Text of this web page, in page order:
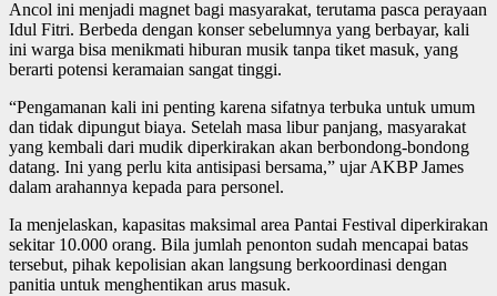
Ancol ini menjadi magnet bagi masyarakat, terutama pasca perayaan
Idul Fitri. Berbeda dengan konser sebelumnya yang berbayar, kali
ini warga bisa menikmati hiburan musik tanpa tiket masuk, yang
berarti potensi keramaian sangat tinggi.
“Pengamanan kali ini penting karena sifatnya terbuka untuk umum
dan tidak dipungut biaya. Setelah masa libur panjang, masyarakat
yang kembali dari mudik diperkirakan akan berbondong-bondong
datang. Ini yang perlu kita antisipasi bersama,” ujar AKBP James
dalam arahannya kepada para personel.
Ia menjelaskan, kapasitas maksimal area Pantai Festival diperkirakan
sekitar 10.000 orang. Bila jumlah penonton sudah mencapai batas
tersebut, pihak kepolisian akan langsung berkoordinasi dengan
panitia untuk menghentikan arus masuk.